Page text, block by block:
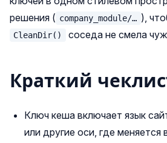
решения ( company_module/… ),
CleanDir() соседа не смела
Краткий
Ключ кеша включает язык
или другие оси, где меняется